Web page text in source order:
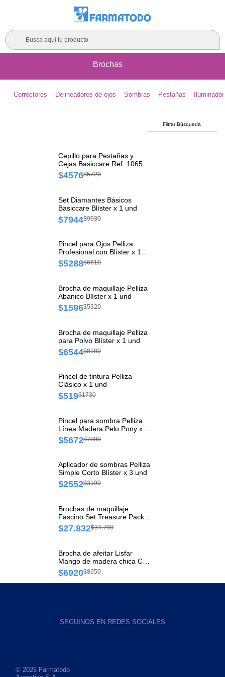
Busca aquí tu producto
Brochas
Correctores Delineadores de ojos Sombras Pestañas
Filtrar Búsqueda
Cepillo para Pestañas y
Cejas Basiccare Ref. 1065 x
1 und
$4576$5720
Set Diamantes Básicos
Basiccare Blíster x 1 und
$7944$9930
Pincel para Ojos Pelliza
Profesional con Blíster x 1
und
$5288$6610
Brocha de maquillaje Pelliza
Abanico Blíster x 1 und
$1596$5320
Brocha de maquillaje Pelliza
para Polvo Blíster x 1 und
$6544$8180
Pincel de tintura Pelliza
Clásico x 1 und
$519$1730
Pincel para sombra Pelliza
Línea Madera Pelo Pony x 1
und
$5672$7090
Aplicador de sombras Pelliza
Simple Corto Blíster x 3 und
$2552$3190
Brochas de maquillaje
Fascino Set Treasure Pack x
5 und
$27.832$34.790
Brocha de afeitar Lisfar
Mango de madera chica Caja
x 1 und
$6920$8650
SEGUINOS EN REDES SOCIALES
© 2026 Farmatodo